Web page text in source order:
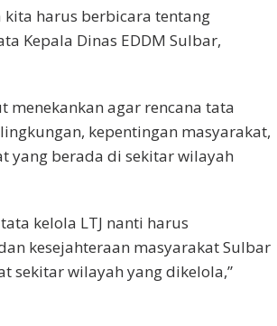
kita harus berbicara tentang
Kepala Dinas EDDM Sulbar,
menekankan agar rencana tata
kepentingan masyarakat,
yang berada di sekitar wilayah
kelola LTJ nanti harus
kesejahteraan masyarakat Sulbar
sekitar wilayah yang dikelola,”